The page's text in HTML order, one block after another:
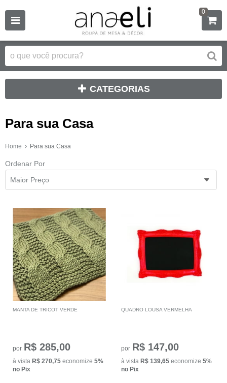
0
CATEGORIAS
Para sua Casa
Home Para sua Casa
Ordenar Por
Maior Preço
MANTA DE TRICOT VERDE
por R$ 285,00
à vista R$ 270,75 economize 5%
no Pix
QUADRO LOUSA VERMELHA
por R$ 147,00
à vista R$ 139,65 economize 5%
no Pix